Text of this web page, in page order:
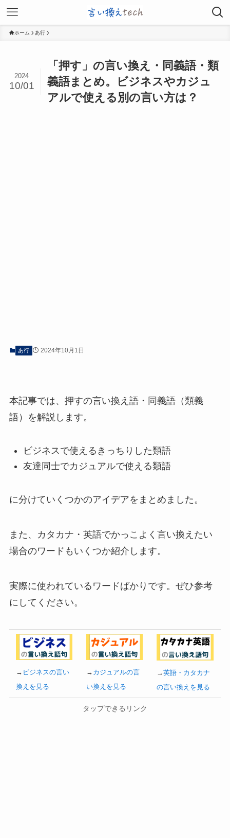
ホーム あ行
「押す」の言い換え・同義語・類
義語まとめ。ビジネスやカジュ
アルで使える別の言い方は？
2024
10/01
あ行 2024年10月1日
本記事では、押すの言い換え語・同義語（類義
語）を解説します。
ビジネスで使えるきっちりした類語
友達同士でカジュアルで使える類語
に分けていくつかのアイデアをまとめました。
また、カタカナ・英語でかっこよく言い換えたい
場合のワードもいくつか紹介します。
実際に使われているワードばかりです。ぜひ参考
にしてください。
→ ビジネスの言い
換えを見る
→ カジュアルの言
い換えを見る
→英語・カタカナ
の言い換えを見る
タップできるリンク